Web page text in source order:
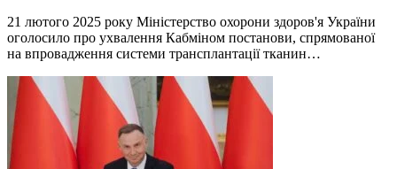
21 лютого 2025 року Міністерство охорони здоров'я України
оголосило про ухвалення Кабміном постанови, спрямованої
на впровадження системи трансплантації тканин…